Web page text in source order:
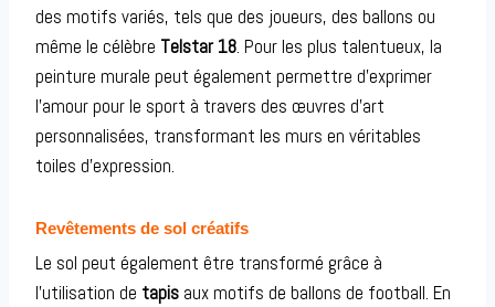
des motifs variés, tels que des joueurs, des ballons ou
même le célèbre Telstar 18. Pour les plus talentueux, la
peinture murale peut également permettre d’exprimer
l’amour pour le sport à travers des œuvres d’art
personnalisées, transformant les murs en véritables
toiles d’expression.
Revêtements de sol créatifs
Le sol peut également être transformé grâce à
l’utilisation de tapis aux motifs de ballons de football. En